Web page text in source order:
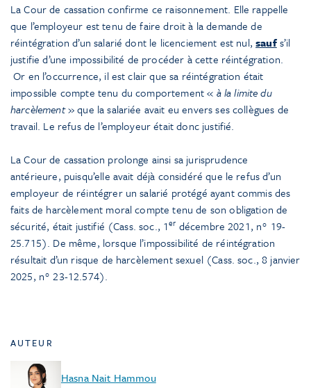
La Cour de cassation confirme ce raisonnement. Elle rappelle
que l’employeur est tenu de faire droit à la demande de
réintégration d’un salarié dont le licenciement est nul,saufs’il
justifie d’une impossibilité de procéder à cette réintégration.
Or en l’occurrence, il est clair que sa réintégration était
impossible compte tenu du comportement « à la limite du
harcèlement» que la salariée avait eu envers ses collègues de
travail. Le refus de l’employeur était donc justifié.
La Cour de cassation prolonge ainsi sa jurisprudence
antérieure, puisqu’elle avait déjà considéré que le refus d’un
employeur de réintégrer un salarié protégé ayant commis des
faits de harcèlement moral compte tenu de son obligation de
sécurité, était justifié (Cass. soc., 1er décembre 2021, n° 19-
25.715). De même, lorsque l’impossibilité de réintégration
résultait d’un risque de harcèlement sexuel (Cass. soc., 8 janvier
2025, n° 23-12.574).
AUTEUR
Hasna Nait Hammou